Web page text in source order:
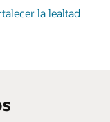
la lealtad